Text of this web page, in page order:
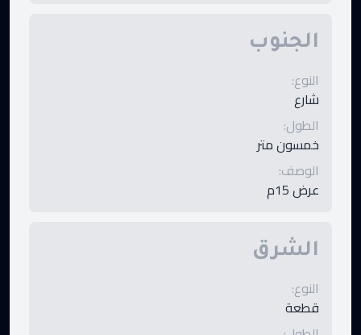
الجنوب
النوع:
شارع
الطول:
خمسون متر
الوصف:
عرض 15م
الشرق
النوع:
قطعة